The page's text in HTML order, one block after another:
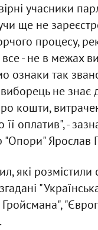
учасники
ще не
процесу,
все - не в межах
ознаки так
виборець не знає
кошти,
її оплатив", -
Ярослав
які